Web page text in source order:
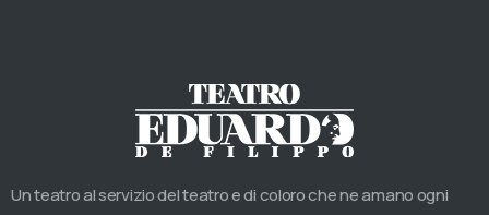
Un teatro al servizio del teatro e di coloro che ne amano ogni